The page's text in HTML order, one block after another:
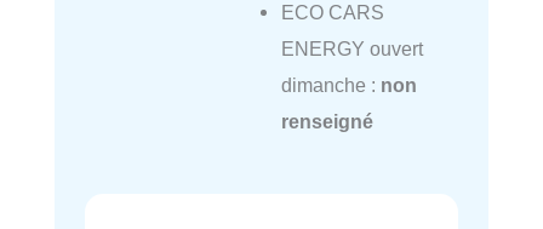
ECO CARS
ENERGY ouvert
dimanche : non
renseigné